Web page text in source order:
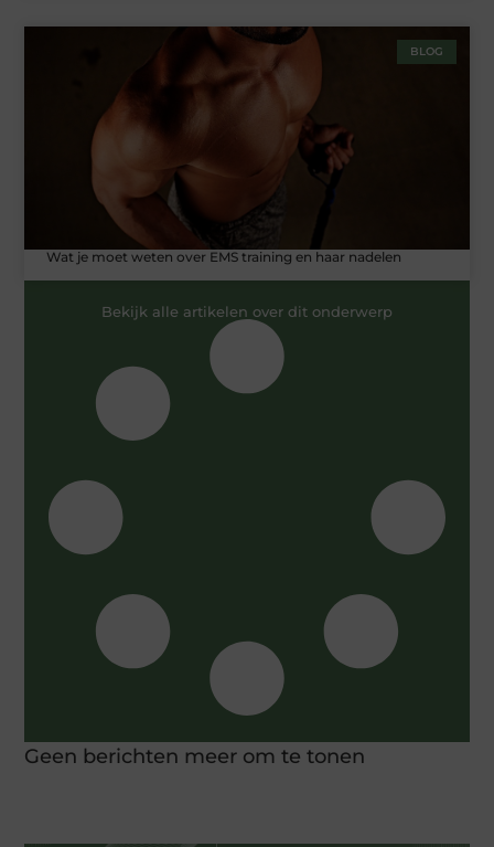
BLOG
Wat je moet weten over EMS training en haar nadelen
Bekijk alle artikelen over dit onderwerp
Geen berichten meer om te tonen